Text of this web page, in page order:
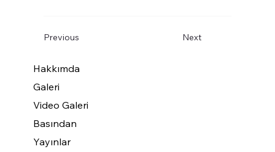
Previous Next
Hakkımda
Galeri
Video Galeri
Basından
Yayınlar